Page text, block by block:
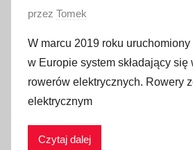
O
u
b
l
i
przez Tomek
W marcu 2019 roku uruchomiony
w Europie system składający się
rowerów elektrycznych. Rowery
elektrycznym
Czytaj dalej